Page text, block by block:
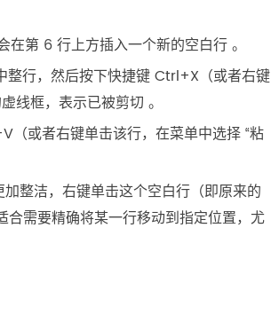
第 6 行上方插入一个新的空白行 。
整行，然后按下快捷键 Ctrl+X（或者右键
线框，表示已被剪切 。
或者右键单击该行，在菜单中选择 “粘
整洁，右键单击这个空白行（即原来的
合需要精确将某一行移动到指定位置，尤